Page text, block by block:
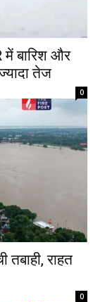
बारिश और
तेज
0
तबाही, राहत
0